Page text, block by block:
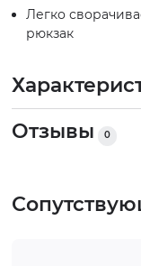
Легко
рюкзак
Отзывы
0